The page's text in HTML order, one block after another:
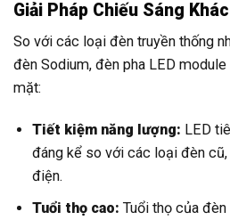
Giải Pháp Chiếu Sáng Khác
So với các loại đèn truyền thống
đèn Sodium, đèn pha LED
mặt:
Tiết kiệm năng lượng: LED
đáng kể so với các loại đèn
điện.
Tuổi thọ cao: Tuổi thọ của